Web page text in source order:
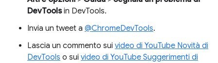
DevToolsin DevTools.
Invia un tweet a @ChromeDevTools.
Lascia un commento sui video di YouTube Novità di
DevTools o sui video di YouTube Suggerimenti di